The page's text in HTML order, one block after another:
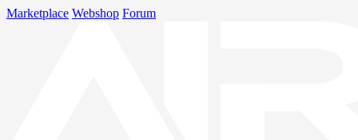
Marketplace Webshop Forum